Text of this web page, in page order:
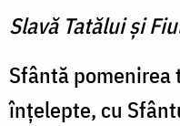
Slavă Tatălui şi
Sfântă pomenirea
înţelepte, cu